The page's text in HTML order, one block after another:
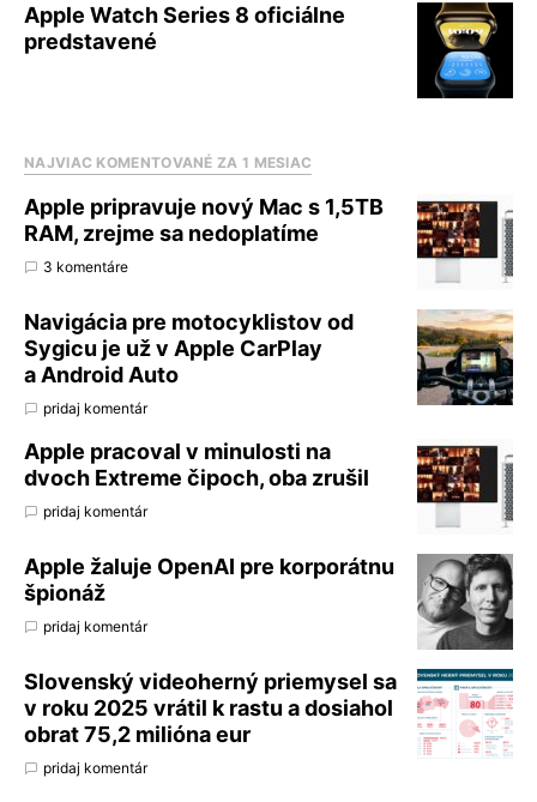
Apple Watch Series 8 oficiálne
predstavené
NAJVIAC KOMENTOVANÉ ZA 1 MESIAC
Apple pripravuje nový Mac s 1,5TB
RAM, zrejme sa nedoplatíme
3 komentáre
Navigácia pre motocyklistov od
Sygicu je už v Apple CarPlay
a Android Auto
pridaj komentár
Apple pracoval v minulosti na
dvoch Extreme čipoch, oba zrušil
pridaj komentár
Apple žaluje OpenAI pre korporátnu
špionáž
pridaj komentár
Slovenský videoherný priemysel sa
v roku 2025 vrátil k rastu a dosiahol
obrat 75,2 milióna eur
pridaj komentár